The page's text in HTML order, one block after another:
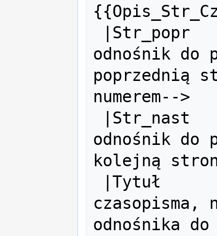
odnośnik do
poprzednią
numerem-->
odnośnik do
kolejną
odnośnika